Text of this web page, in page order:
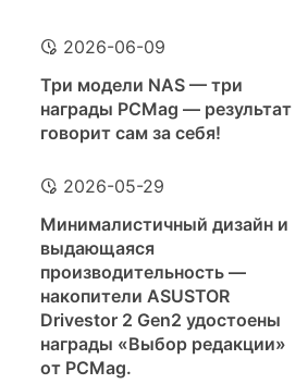
2026-06-09
Три модели NAS — три
награды PCMag — результат
говорит сам за себя!
2026-05-29
Минималистичный дизайн и
выдающаяся
производительность —
накопители ASUSTOR
Drivestor 2 Gen2 удостоены
награды «Выбор редакции»
от PCMag.